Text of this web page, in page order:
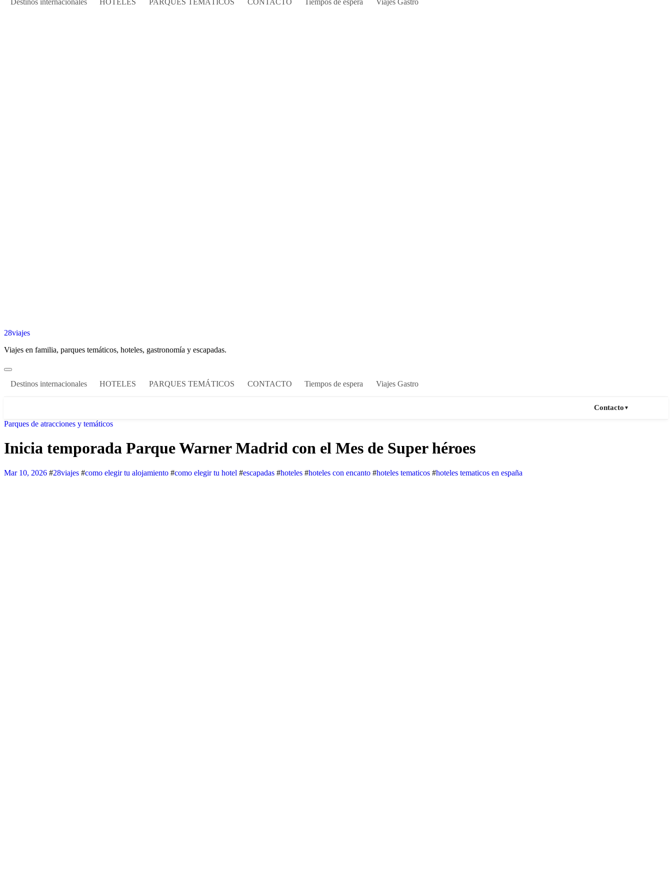
28viajes
Viajes en familia, parques temáticos, hoteles, gastronomía y escapadas.
Destinos internacionales HOTELES PARQUES TEMÁTICOS CONTACTO Tiempos de espera Viajes Gastro
Contacto ▼
Parques de atracciones y temáticos
Inicia temporada Parque Warner Madrid con el Mes de Super héroes
Mar 10, 2026 #28viajes #como elegir tu alojamiento #como elegir tu hotel #escapadas #hoteles #hoteles con encanto #hoteles tematicos #hoteles tematicos en españa